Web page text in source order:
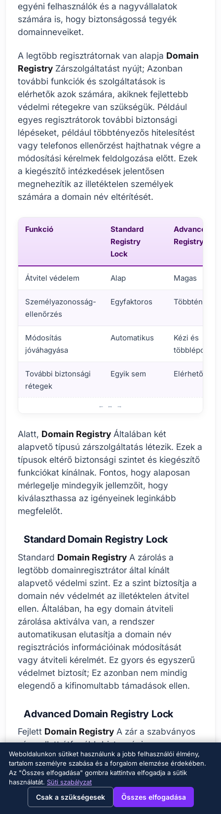
View this page in English?
egyéni felhasználók és a nagyvállalatok
számára is, hogy biztonságossá tegyék
domainneveiket.
A legtöbb regisztrátornak van alapja Domain
Registry Zárszolgáltatást nyújt; Azonban
további funkciók és szolgáltatások is
elérhetők azok számára, akiknek fejlettebb
védelmi rétegekre van szükségük. Például
egyes regisztrátorok további biztonsági
lépéseket, például többtényezős hitelesítést
vagy telefonos ellenőrzést hajthatnak végre a
módosítási kérelmek feldolgozása előtt. Ezek
a kiegészítő intézkedések jelentősen
megnehezítik az illetéktelen személyek
számára a domain név eltérítését.
Funkció
Standard
Registry
Lock
Advanced
Registry
Átvitel védelem Alap Magas
Személyazonosság-
ellenőrzés
Egyfaktoros
Módosítás
jóváhagyása
Automatikus
Kézi és
többlépcsős
További biztonsági
rétegek
Egyik sem Elérhető
Alatt, Domain Registry Általában két
alapvető típusú zárszolgáltatás létezik. Ezek a
típusok eltérő biztonsági szintet és kiegészítő
funkciókat kínálnak. Fontos, hogy alaposan
mérlegelje mindegyik jellemzőit, hogy
kiválaszthassa az igényeinek leginkább
megfelelőt.
Standard Domain Registry Lock
Standard Domain Registry A zárolás a
legtöbb domainregisztrátor által kínált
alapvető védelmi szint. Ez a szint biztosítja a
domain név védelmét az illetéktelen átvitel
ellen. Általában, ha egy domain átviteli
zárolása aktiválva van, a rendszer
automatikusan elutasítja a domain név
regisztrációs információinak módosítását
vagy átviteli kérelmét. Ez gyors és egyszerű
védelmet biztosít; Ez azonban nem mindig
elegendő a kifinomultabb támadások ellen.
Advanced Domain Registry Lock
Fejlett Domain Registry A zár a szabványos
zár mellett átfogóbb biztonsági
intézkedéseket is kínál. Ezek az intézkedések
magukban foglalhatják a többtényezős
hitelesítést, a telefonos ellenőrzést, a kézi
jóváhagyási folyamatokat és a változtatási
kérelmek szigorú felülvizsgálatát. A fejlett
Weboldalunkon sütiket használunk a jobb felhasználói élmény,
tartalom személyre szabása és a forgalom elemzése érdekében.
Az "Összes elfogadása" gombra kattintva elfogadja a sütik
használatát. Süti szabályzat
Csak a szükségesek Összes elfogadása